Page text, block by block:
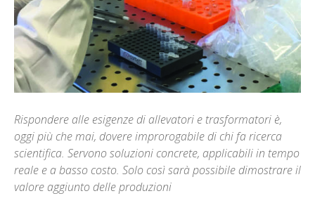
Rispondere alle esigenze di allevatori e trasformatori è,
oggi più che mai, dovere improrogabile di chi fa ricerca
scientifica. Servono soluzioni concrete, applicabili in tempo
reale e a basso costo. Solo così sarà possibile dimostrare il
valore aggiunto delle produzioni